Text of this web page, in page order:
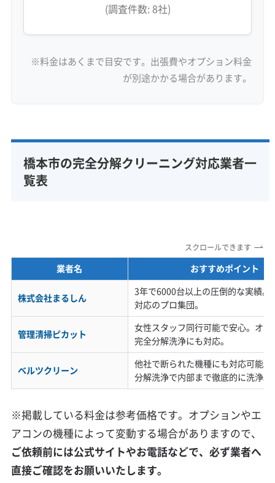
(調査件数: 8社)
※料金はあくまで目安です。出張費やオプション料金
が別途かかる場合があります。
橋本市の完全分解クリーニング対応業者一
覧表
スクロールできます
業者名 おすすめポイント
株式会社まるしん
3年で6000台以上の圧倒的な実績。
対応のプロ集団。
管理清掃ピカット
女性スタッフ同行可能で安心。オ
完全分解洗浄にも対応。
ベルツクリーン
他社で断られた機種にも対応可能
分解洗浄で内部まで徹底的に洗浄。
※掲載している料金は参考価格です。オプションやエ
アコンの機種によって変動する場合がありますので、
ご依頼前には公式サイトやお電話などで、必ず業者へ
直接ご確認をお願いいたします。